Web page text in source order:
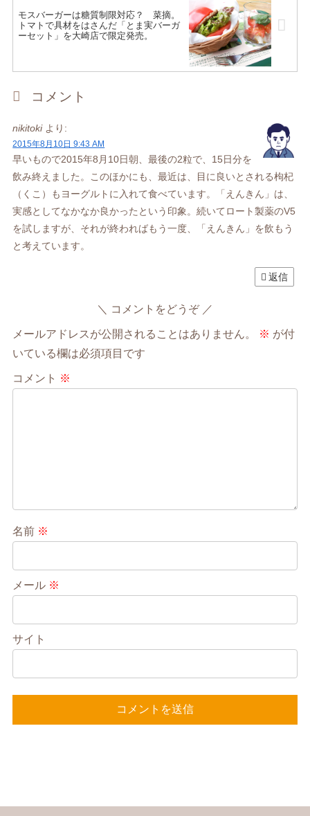
モスバーガーは糖質制限対応？ 菜摘。
トマトで具材をはさんだ「とま実バーガ
ーセット」を大崎店で限定発売。
コメント
nikitoki より:
2015年8月10日 9:43 AM
早いもので2015年8月10日朝、最後の2粒で、15日分を
飲み終えました。このほかにも、最近は、目に良いとされる枸杞
（くこ）もヨーグルトに入れて食べています。「えんきん」は、
実感としてなかなか良かったという印象。続いてロート製薬のV5
を試しますが、それが終わればもう一度、「えんきん」を飲もう
と考えています。
返信
コメントをどうぞ
メールアドレスが公開されることはありません。 ※ が付
いている欄は必須項目です
コメント ※
名前 ※
メール ※
サイト